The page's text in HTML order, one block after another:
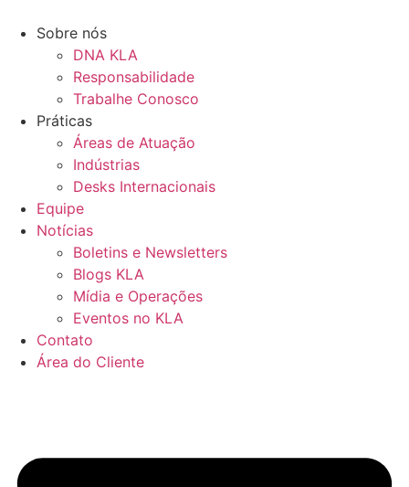
para
conteúdo
Sobre nós
DNA KLA
Responsabilidade
Trabalhe Conosco
Práticas
Áreas de Atuação
Indústrias
Desks Internacionais
Equipe
Notícias
Boletins e Newsletters
Blogs KLA
Mídia e Operações
Eventos no KLA
Contato
Área do Cliente